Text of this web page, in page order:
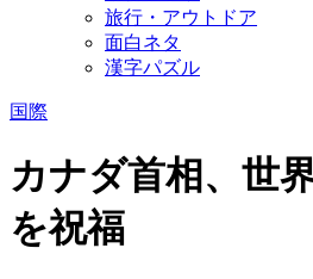
旅行・アウトドア
面白ネタ
漢字パズル
国際
カナダ首相、世
を祝福